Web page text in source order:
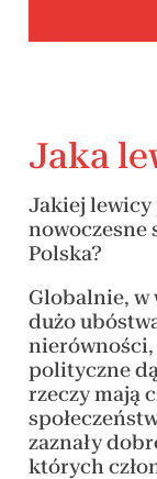
Jaka
Jakiej lewicy
nowoczesne
Polska?
Globalnie, w
dużo
nierówności,
polityczne
rzeczy mają
zaznały
których